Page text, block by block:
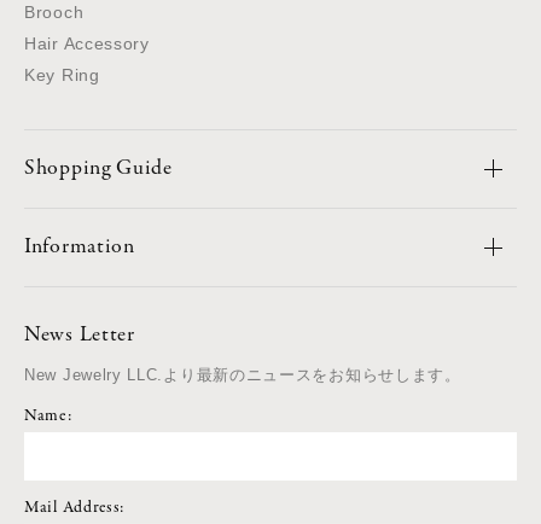
Brooch
Hair Accessory
Key Ring
Shopping Guide
Information
News Letter
New Jewelry LLC.より最新のニュースをお知らせします。
Name:
Mail Address: